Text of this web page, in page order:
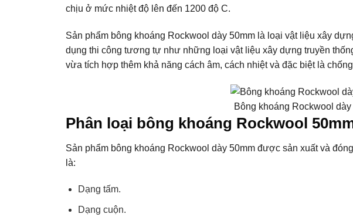
chịu ở mức nhiệt độ lên đến 1200 độ C.
Sản phẩm bông khoáng Rockwool dày 50mm là loại vật liệu xây
dụng thi công tương tự như những loại vật liệu xây dựng truyền
vừa tích hợp thêm khả năng cách âm, cách nhiệt và đặc biệt là
Bông khoáng Rockwool dày
Phân loại bông khoáng Rockwool
Sản phẩm bông khoáng Rockwool dày 50mm được sản xuất và
là:
Dạng tấm.
Dạng cuộn.